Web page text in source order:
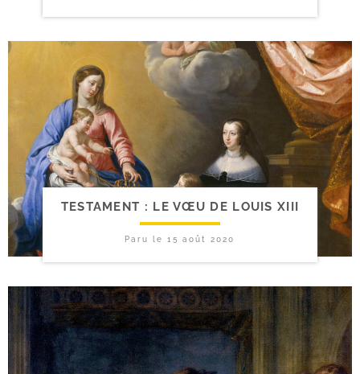
TESTAMENT : LE VŒU DE LOUIS XIII
Paru le15 août 2020